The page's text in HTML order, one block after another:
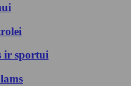
ir sportui